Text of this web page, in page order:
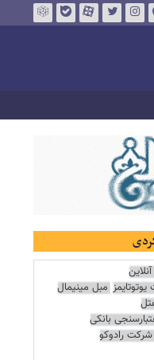
مبل مینیمال
بانکی
شرکت رادوکو